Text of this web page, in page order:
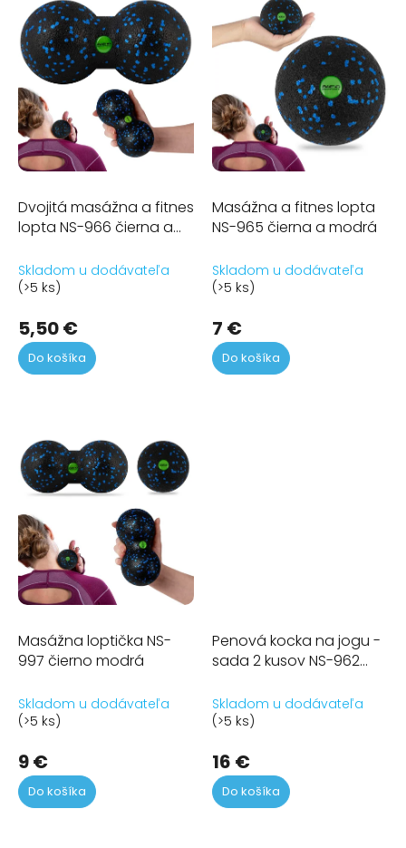
p
i
s
p
r
o
d
u
k
t
o
v
Dvojitá masážna a fitnes
lopta NS-966 čierna a
Skladom u dodávateľa
(>5 ks)
5,50 €
Do košíka
Masážna a fitnes lopta
NS-965 čierna a modrá
Skladom u dodávateľa
(>5 ks)
7 €
Do košíka
Masážna loptička NS-
997 čierno modrá
Skladom u dodávateľa
(>5 ks)
9 €
Do košíka
Penová kocka na jogu -
sada 2 kusov NS-962
Skladom u dodávateľa
(>5 ks)
16 €
Do košíka